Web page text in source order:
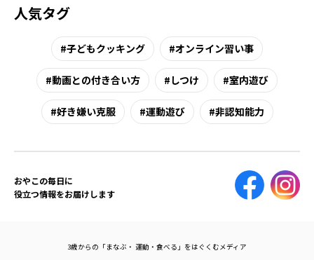
人気タグ
子どもクッキング オンライン習い事
動画との付き合い方 しつけ 室内遊び
好き嫌い克服 運動遊び 非認知能力
おやこの毎日に
役立つ情報をお届けします
3歳からの「まなぶ・ 運動・食べる」をはぐくむメディア